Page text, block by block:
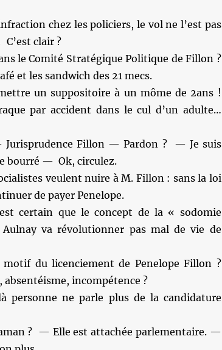
chez les policiers, le vol ne l’est pas
clair ?
le Comité Stratégique Politique de Fillon ?
et les sandwich des 21 mecs.
un suppositoire à un môme de 2ans !
par accident dans le cul d’un adulte…
Fillon — Pardon ? — Je suis
bourré — Ok, circulez.
veulent nuire à M. Fillon : sans la loi
de payer Penelope.
certain que le concept de la « sodomie
va révolutionner pas mal de vie de
du licenciement de Penelope Fillon ?
incompétence ?
personne ne parle plus de la candidature
? — Elle est attachée parlementaire. —